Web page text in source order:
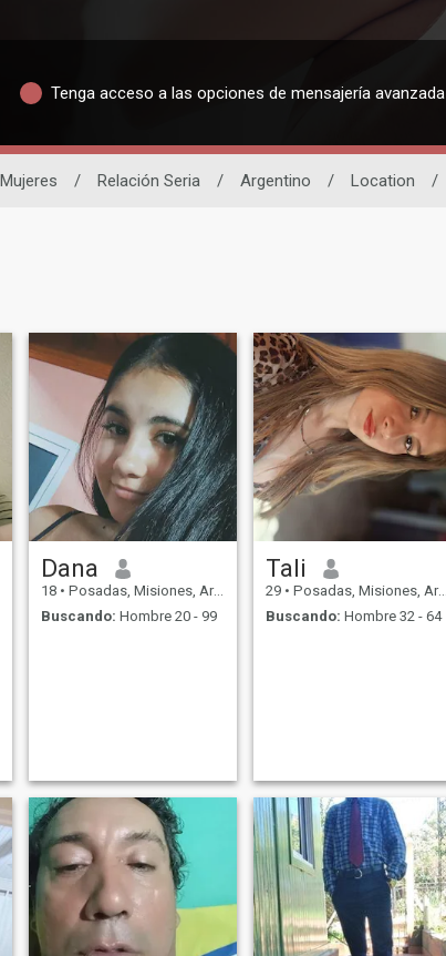
Tenga acceso a las opciones de mensajería avanzada
Mujeres / Relación Seria / Argentino / Location /
Dana
18 • Posadas, Misiones, Argentina
Buscando: Hombre 20 - 99
Tali
29 • Posadas, Misiones, Argentina
Buscando: Hombre 32 - 64